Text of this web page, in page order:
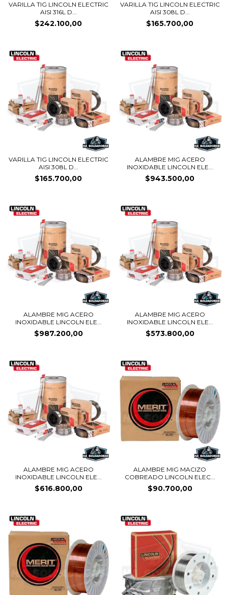
VARILLA TIG LINCOLN ELECTRIC
AISI 316L D...
$242.100,00
VARILLA TIG LINCOLN ELECTRIC
AISI 308L D...
$165.700,00
VARILLA TIG LINCOLN ELECTRIC
AISI 308L D...
$165.700,00
ALAMBRE MIG ACERO
INOXIDABLE LINCOLN ELE...
$943.500,00
ALAMBRE MIG ACERO
INOXIDABLE LINCOLN ELE...
$987.200,00
ALAMBRE MIG ACERO
INOXIDABLE LINCOLN ELE...
$573.800,00
ALAMBRE MIG ACERO
INOXIDABLE LINCOLN ELE...
$616.800,00
ALAMBRE MIG MACIZO
COBREADO LINCOLN ELEC...
$90.700,00